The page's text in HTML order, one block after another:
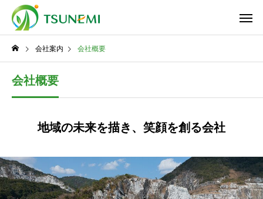
会社案内 会社概要
会社概要
地域の未来を描き、笑顔を創る会社